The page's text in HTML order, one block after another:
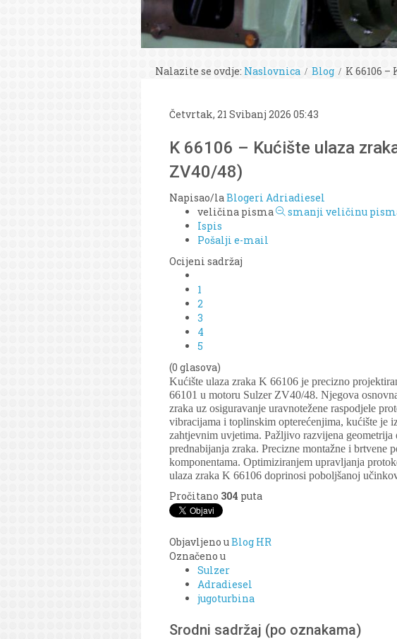
Nalazite se ovdje: Naslovnica Blog K 66106
Četvrtak, 21 Svibanj 2026 05:43
K 66106 – Kućište ulaza
ZV40/48)
Napisao/laBlogeri Adriadiesel
veličina pisma
smanji veličinu
Ispis
Pošalji e-mail
Ocijeni sadržaj
1
2
3
4
5
(0 glasova)
Kućište ulaza zraka K 66106 je precizno
66101 u motoru Sulzer ZV40/48. Njegova
zraka uz osiguravanje uravnotežene raspodjele
vibracijama i toplinskim opterećenjima, kućište je
zahtjevnim uvjetima. Pažljivo razvijena
prednabijanja zraka. Precizne montažne i brtvene
komponentama. Optimiziranjem upravljanja
ulaza zraka K 66106 doprinosi poboljšanoj
Pročitano 304 puta
Objavljeno uBlog HR
Označeno u
Sulzer
Adradiesel
jugoturbina
Srodni sadržaj (po oznakama)